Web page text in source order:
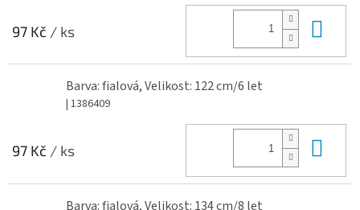
97 Kč / ks
Barva: fialová, Velikost: 122 cm/6 let
| 1386409
97 Kč / ks
Barva: fialová, Velikost: 134 cm/8 let